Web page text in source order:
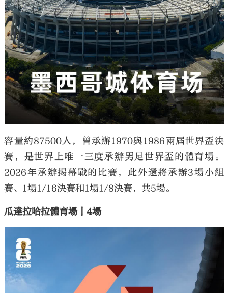
容量約87500人，曾承辦1970與1986兩屆世界盃決
賽，是世界上唯一三度承辦男足世界盃的體育場。
2026年承辦揭幕戰的比賽，此外還將承辦3場小組
賽、1場1/16決賽和1場1/8決賽，共5場。
瓜達拉哈拉體育場丨4場